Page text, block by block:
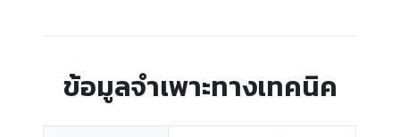
ข้อมูลจำเพาะทางเทคนิค